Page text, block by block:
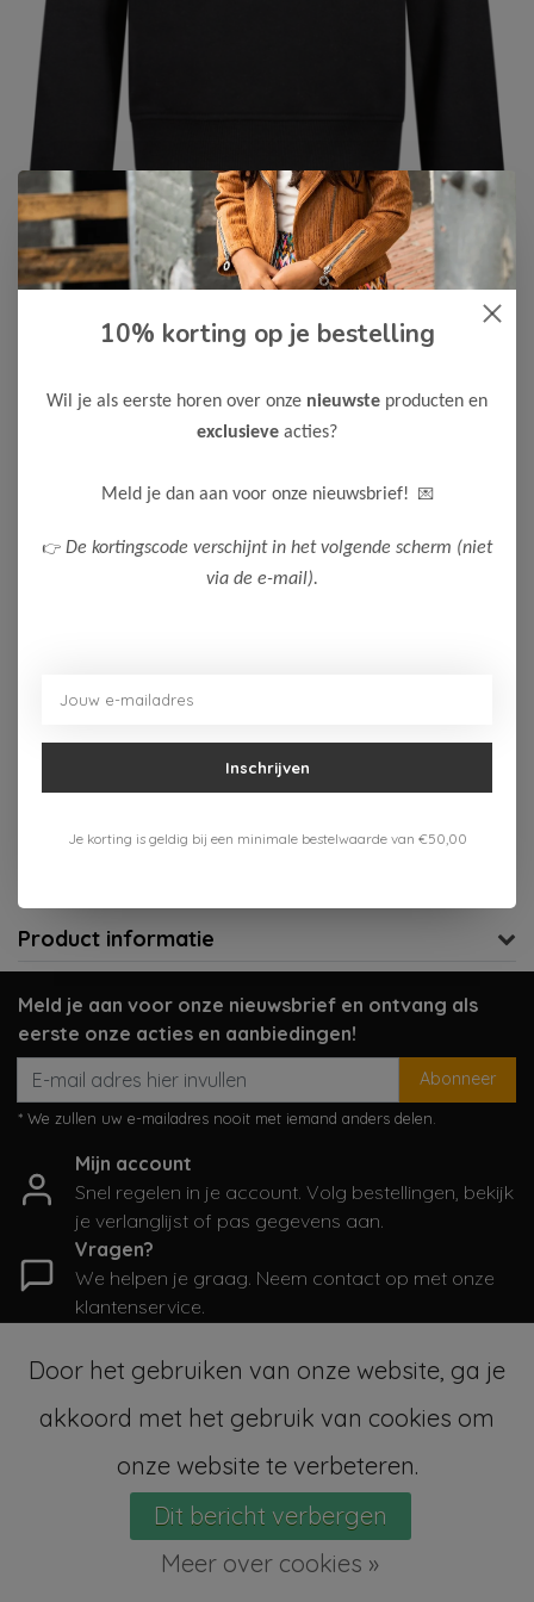
Cars Jeans
Cars Jeans Meisjes Sweater
VALERIA
20,00
Maak een keuze:
104 116
Verzenden 1-3 werkdagen
Product informatie
Meld je aan voor onze nieuwsbrief en ontvang als
eerste onze acties en aanbiedingen!
Abonneer
* We zullen uw e-mailadres nooit met iemand anders delen.
Mijn account
Snel regelen in je account. Volg bestellingen, bekijk
je verlanglijst of pas gegevens aan.
Vragen?
We helpen je graag. Neem contact op met onze
klantenservice.
Informatie
Categorieën
© Copyright 2026 - SampleSale4Kids | RealisatieInStijl Media
Algemene voorwaarden|RSS Feed
Door het gebruiken van onze website, ga je
akkoord met het gebruik van cookies om
onze website te verbeteren.
Dit bericht verbergen
Meer over cookies »
10% korting op je bestelling
Wil je als eerste horen over onze nieuwste producten en
exclusieve acties?
Meld je dan aan voor onze nieuwsbrief! 💌
👉 De kortingscode verschijnt in het volgende scherm (niet
via de e-mail).
Inschrijven
Je korting is geldig bij een minimale bestelwaarde van €50,00